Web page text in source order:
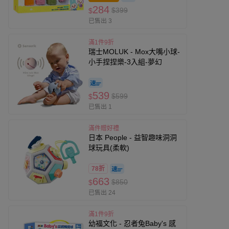
$284 $399
已售出 3
滿1件9折
瑞士MOLUK - Mox大嘴小球-
小手捏捏樂-3入組-夢幻
$539 $599
已售出 1
滿件贈好禮
日本 People - 益智趣味洞洞
球玩具(柔軟)
78折
$663 $850
已售出 24
滿1件9折
幼福文化 - 忍者兔Baby's 感